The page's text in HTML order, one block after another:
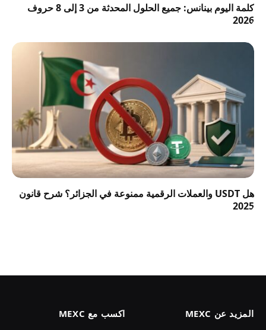
كلمة اليوم بينانس: جميع الحلول المحدثة من 3 إلى 8 حروف
2026
هل USDT والعملات الرقمية ممنوعة في الجزائر؟ شرح قانون
2025
المزيد عن MEXC اكسب مع MEXC